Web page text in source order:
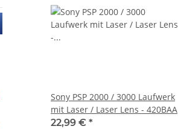
Sony PSP 2000 / 3000 Laufwerk
mit Laser / Laser Lens - 420BAA
22,99 € *